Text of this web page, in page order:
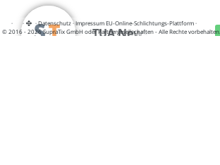
TUA News
· · ·Datenschutz·Impressum EU-Online-Schlichtungs-Plattform·
© 2016 - 2026 SupraTix GmbH oder Partnergesellschaften - Alle Rechte vorbehalten.